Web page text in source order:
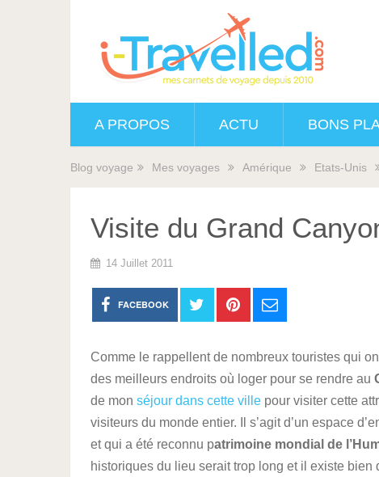
A PROPOS ACTU BONS
Blog voyage Mes voyages Amérique Etats-Unis
Visite du Grand
14 Juillet 2011
FACEBOOK
Comme le rappellent de nombreux touristes qui
des meilleurs endroits où loger pour se rendre au
de mon séjour dans cette ville pour visiter cette
visiteurs du monde entier. Il s’agit d’un espace
et qui a été reconnu patrimoine mondial de
historiques du lieu serait trop long et il existe bien